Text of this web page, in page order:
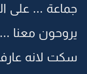
جماعة ... على
يروحون معنا
سكت لانه